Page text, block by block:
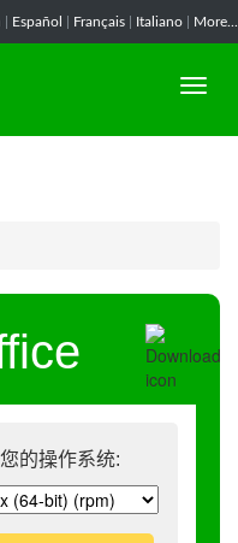
Español Français Italiano More...
的操作系统: